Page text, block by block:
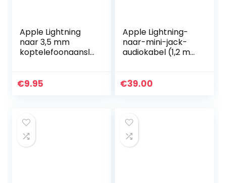
Apple Lightning
naar 3,5 mm
koptelefoonaanslu
€9.95
Apple Lightning-
naar-mini-jack-
audiokabel (1,2 m)
€39.00